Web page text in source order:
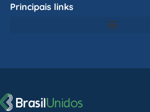
Principais links